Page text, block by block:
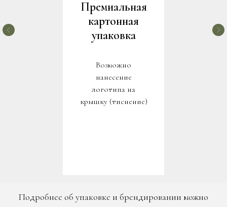
Премиальная
картонная
упаковка
Возможно
нанесение
логотипа на
крышку (тиснение)
Подробнее об упаковке и брендировании можно